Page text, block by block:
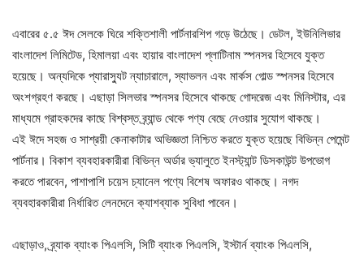
এবারের ৫.৫ ঈদ সেলকে ঘিরে শক্তিশালী পার্টনারশিপ গড়ে উঠেছে। ডেটল, ইউনিলিভার
বাংলাদেশ লিমিটেড, হিমালয়া এবং হায়ার বাংলাদেশ প্লাটিনাম স্পনসর হিসেবে যুক্ত
হয়েছে। অন্যদিকে প্যারাস্যুট ন্যাচারালে, স্যাভলন এবং মার্কস গোল্ড স্পনসর হিসেবে
অংশগ্রহণ করছে। এছাড়া সিলভার স্পনসর হিসেবে থাকছে গোদরেজ এবং মিনিস্টার, এর
মাধ্যমে গ্রাহকদের কাছে বিশ্বস্ত ব্র্যান্ড থেকে পণ্য বেছে নেওয়ার সুযোগ থাকছে।
এই ঈদে সহজ ও সাশ্রয়ী কেনাকাটার অভিজ্ঞতা নিশ্চিত করতে যুক্ত হয়েছে বিভিন্ন পেমেন্ট
পার্টনার। বিকাশ ব্যবহারকারীরা বিভিন্ন অর্ডার ভ্যালুতে ইনস্ট্যান্ট ডিসকাউন্ট উপভোগ
করতে পারবেন, পাশাপাশি চয়েস চ্যানেল পণ্যে বিশেষ অফারও থাকছে। নগদ
ব্যবহারকারীরা নির্ধারিত লেনদেনে ক্যাশব্যাক সুবিধা পাবেন।
এছাড়াও, ব্র্যাক ব্যাংক পিএলসি, সিটি ব্যাংক পিএলসি, ইস্টার্ন ব্যাংক পিএলসি,